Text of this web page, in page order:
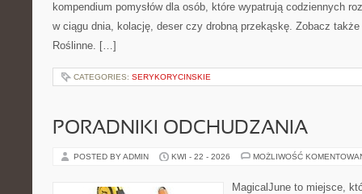
kompendium pomysłów dla osób, które wypatrują codziennych
w ciągu dnia, kolację, deser czy drobną przekąskę. Zobacz
Roślinne. […]
CATEGORIES: SERYKORYCINSKIE
PORADNIKI ODCHUDZANIA
POSTED BY ADMIN KWI - 22 - 2026 MOŻLIWOŚĆ
MagicalJune to miejsce,